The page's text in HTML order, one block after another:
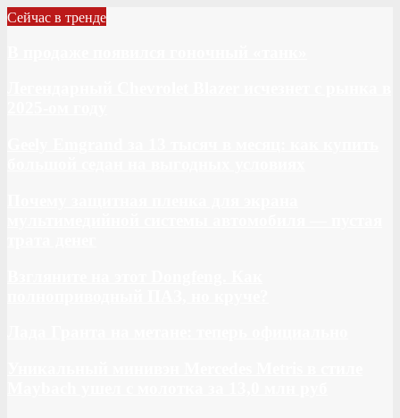
Сейчас в тренде